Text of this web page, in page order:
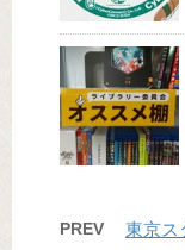
PREV 東京ス